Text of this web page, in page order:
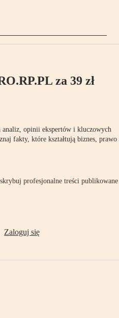
za 39 zł
analiz, opinii ekspertów i kluczowych
fakty, które kształtują biznes, prawo
profesjonalne treści publikowane
Zaloguj się